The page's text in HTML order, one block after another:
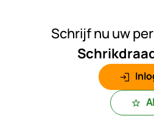
Schrijf nu uw